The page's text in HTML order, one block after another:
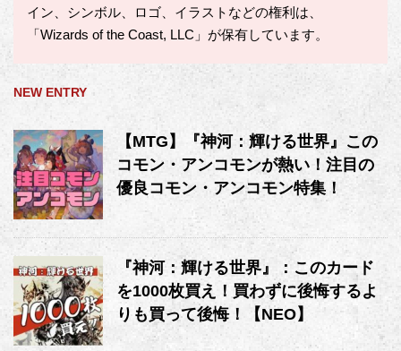
イン、シンボル、ロゴ、イラストなどの権利は、
「Wizards of the Coast, LLC」が保有しています。
NEW ENTRY
【MTG】『神河：輝ける世界』この
コモン・アンコモンが熱い！注目の
優良コモン・アンコモン特集！
『神河：輝ける世界』：このカード
を1000枚買え！買わずに後悔するよ
りも買って後悔！【NEO】